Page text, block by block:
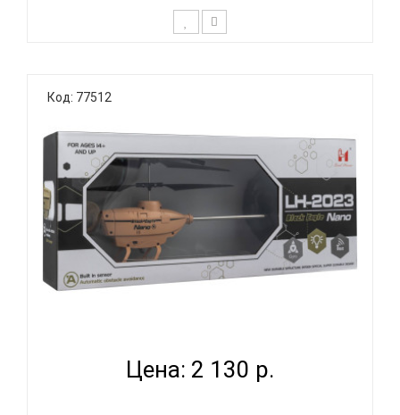
светодиодными огнями и имеет функцию
простому и удобному пульту дистанционного
управления, ваш ребенок сможет легко упр..
Код: 77512
Цена: 2 130 р.